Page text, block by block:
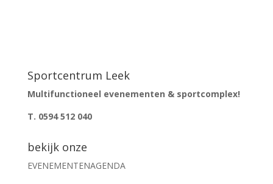
Sportcentrum Leek
Multifunctioneel evenementen & sportcomplex!
T. 0594 512 040
bekijk onze
EVENEMENTENAGENDA